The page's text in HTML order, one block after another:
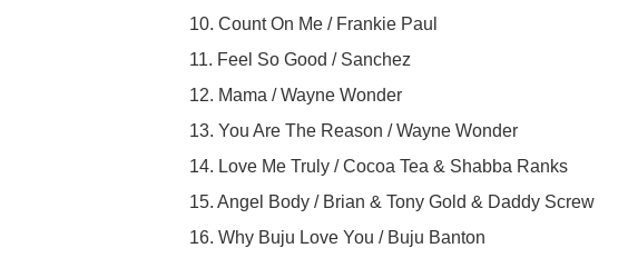
10. Count On Me / Frankie Paul
11. Feel So Good / Sanchez
12. Mama / Wayne Wonder
13. You Are The Reason / Wayne Wonder
14. Love Me Truly / Cocoa Tea & Shabba Ranks
15. Angel Body / Brian & Tony Gold & Daddy Screw
16. Why Buju Love You / Buju Banton